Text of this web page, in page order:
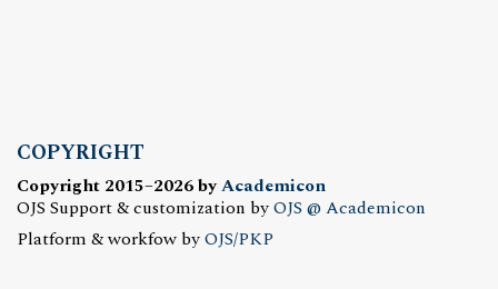
COPYRIGHT
Copyright 2015–2026 byAcademicon
OJS Support & customization byOJS @ Academicon
Platform & workfow byOJS/PKP